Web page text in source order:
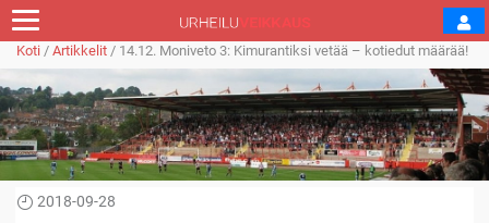
Koti / Artikkelit / 14.12. Moniveto 3: Kimurantiksi vetää – kotiedut määrää!
2018-09-28